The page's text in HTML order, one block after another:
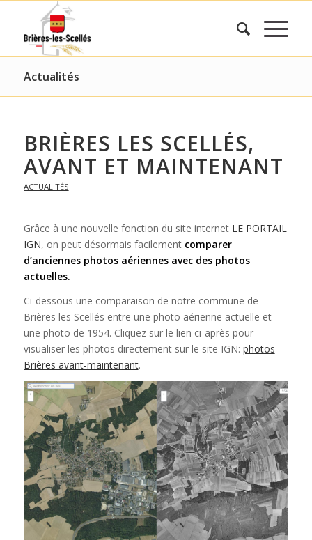
Actualités
BRIÈRES LES SCELLÉS,
AVANT ET MAINTENANT
ACTUALITÉS
Grâce à une nouvelle fonction du site internet LE PORTAIL
IGN, on peut désormais facilement comparer
d’anciennes photos aériennes avec des photos
actuelles.
Ci-dessous une comparaison de notre commune de
Brières les Scellés entre une photo aérienne actuelle et
une photo de 1954. Cliquez sur le lien ci-après pour
visualiser les photos directement sur le site IGN: photos
Brières avant-maintenant.